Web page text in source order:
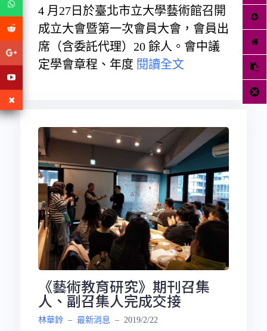
4 月27日於臺北市立大學藝術館召開
成立大會暨第一次會員大會，會員出
席（含委託代理）20 餘人。會中議
定學會章程、年度 閱讀全文
《藝術教育研究》期刊召集
人、副召集人完成交接
林華鈴 – 最新消息 – 2019/2/22